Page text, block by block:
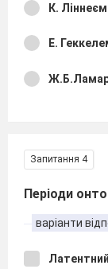
К. Ліннеєм
Е.
Запитання 4
Періоди
варіанти
Латентний